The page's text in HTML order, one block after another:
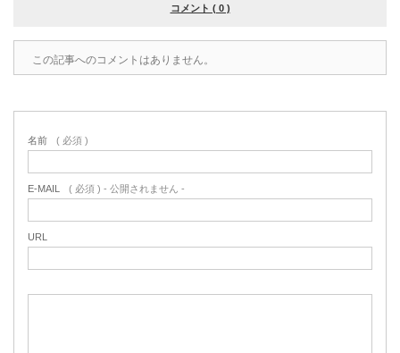
コメント ( 0 )
この記事へのコメントはありません。
名前 ( 必須 )
E-MAIL ( 必須 ) - 公開されません -
URL